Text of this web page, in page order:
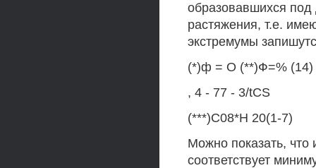
образовавшихся под
растяжения, т.е.
экстремумы
(*)ф = О (**)Ф=% (14)
, 4 - 77 - 3/tCS
(***)С08*Н 20(1-7)
Можно показать,
соответствует